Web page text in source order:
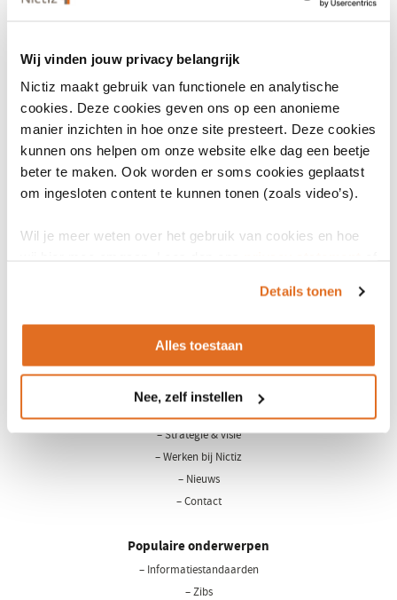
Wij vinden jouw privacy belangrijk
Nictiz maakt gebruik van functionele en analytische
cookies. Deze cookies geven ons op een anonieme
manier inzichten in hoe onze site presteert. Deze cookies
kunnen ons helpen om onze website elke dag een beetje
beter te maken. Ook worden er soms cookies geplaatst
om ingesloten content te kunnen tonen (zoals video’s).
Wil je meer weten over het gebruik van cookies en hoe
Details tonen
Alles toestaan
Nee, zelf instellen
Lees het artikel
LinkedInYoutube
– Strategie & visie
– Werken bij Nictiz
– Nieuws
– Contact
Populaire onderwerpen
– Informatiestandaarden
– Zibs